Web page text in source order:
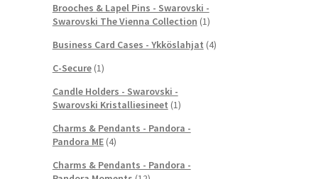
Brooches & Lapel Pins - Swarovski -
Swarovski The Vienna Collection (1)
Business Card Cases - Ykköslahjat (4)
C-Secure (1)
Candle Holders - Swarovski -
Swarovski Kristalliesineet (1)
Charms & Pendants - Pandora -
Pandora ME (4)
Charms & Pendants - Pandora -